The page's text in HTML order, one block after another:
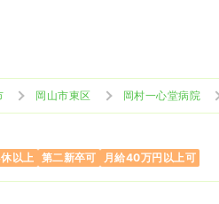
岡山市東区 岡村一心堂病院
以上 第二新卒可 月給40万円以上可